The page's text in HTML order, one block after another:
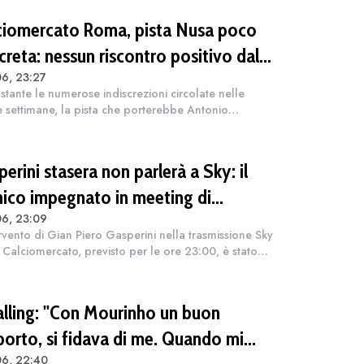
Roma, pista Nusa poco
nessun riscontro positivo dal
né dal Lipsia
23:27
le numerose indiscrezioni circolate nelle
settimane, la pista che porterebbe Antonio
stasera non parlerà a Sky: il
impegnato in meeting di
23:09
di Gian Piero Gasperini nella trasmissione Sky
previsto per le ore 23:00, è stato
"Con Mourinho un buon
si fidava di me. Quando mi
22:40